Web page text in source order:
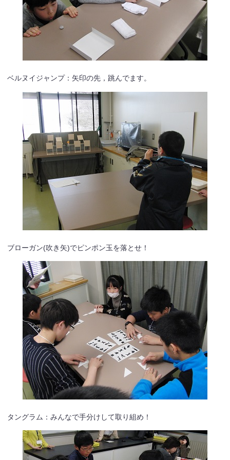
ベルヌイジャンプ：矢印の先，跳んでます。
ブローガン(吹き矢)でピンポン玉を落とせ！
タングラム：みんなで手分けして取り組め！